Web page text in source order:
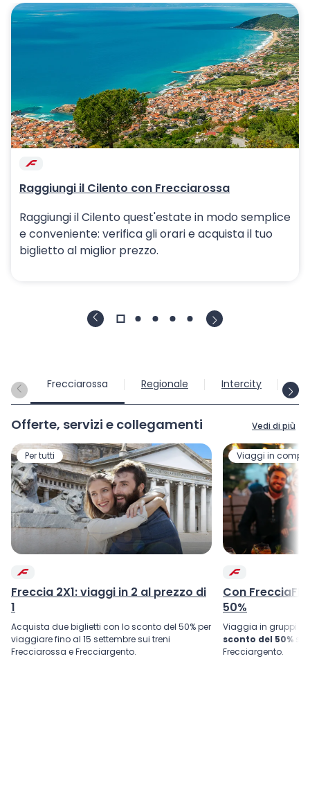
carosello immagini
Raggiungi il Cilento con Frecciarossa
Raggiungi il Cilento quest'estate in modo semplice
e conveniente: verifica gli orari e acquista il tuo
biglietto al miglior prezzo.
Frecciarossa Regionale Intercity
Offerte, servizi e collegamenti Vedi di più
Per tutti
Freccia 2X1: viaggi in 2 al prezzo di
1
Acquista due biglietti con lo sconto del 50% per
viaggiare fino al 15 settembre sui treni
Frecciarossa e Frecciargento.
Viaggi in
Con
50%
Viaggia in gruppi
sconto del 50% su
Frecciargento.